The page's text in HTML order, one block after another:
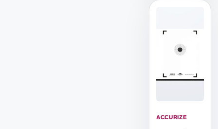
ACCURIZE